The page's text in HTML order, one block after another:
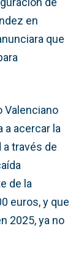
en
que
Valenciano
a acercar la
a través de
de la
euros, y que
2025, ya no